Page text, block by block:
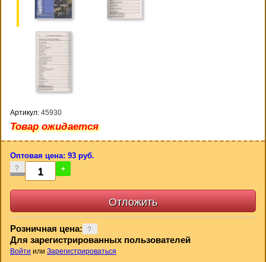
Артикул: 45930
Товар ожидается
Оптовая цена: 93 руб.
- +
Розничная цена:
Для зарегистрированных пользователей
Войти или Зарегистрироваться